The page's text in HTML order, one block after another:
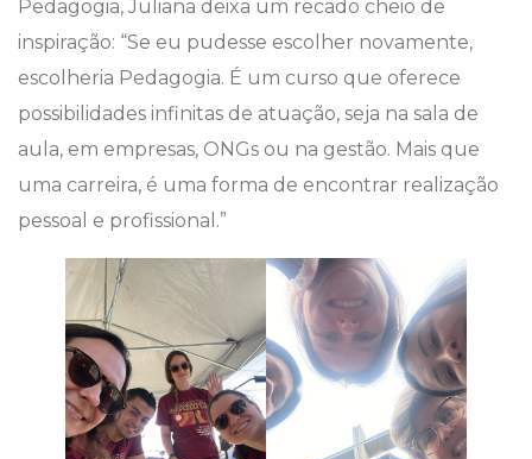
Pedagogia, Juliana deixa um recado cheio de
inspiração: “Se eu pudesse escolher novamente,
escolheria Pedagogia. É um curso que oferece
possibilidades infinitas de atuação, seja na sala de
aula, em empresas, ONGs ou na gestão. Mais que
uma carreira, é uma forma de encontrar realização
pessoal e profissional.”